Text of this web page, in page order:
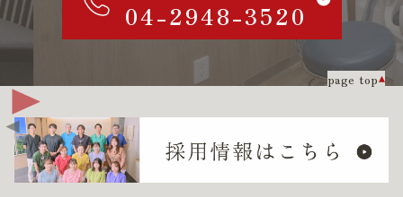
04-2948-3520
page top